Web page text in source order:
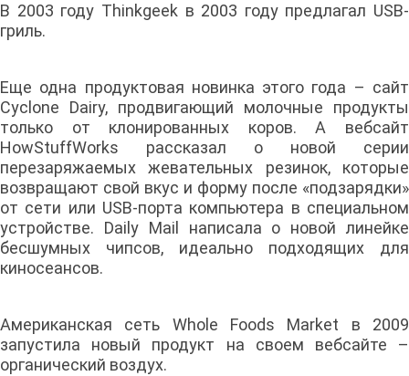
В 2003 году Thinkgeek в 2003 году предлагал USB-
гриль.
Еще одна продуктовая новинка этого года – сайт
Cyclone Dairy, продвигающий молочные продукты
только от клонированных коров. А вебсайт
HowStuffWorks рассказал о новой серии
перезаряжаемых жевательных резинок, которые
возвращают свой вкус и форму после «подзарядки»
от сети или USB-порта компьютера в специальном
устройстве. Daily Mail написала о новой линейке
бесшумных чипсов, идеально подходящих для
киносеансов.
Американская сеть Whole Foods Market в 2009
запустила новый продукт на своем вебсайте –
органический воздух.